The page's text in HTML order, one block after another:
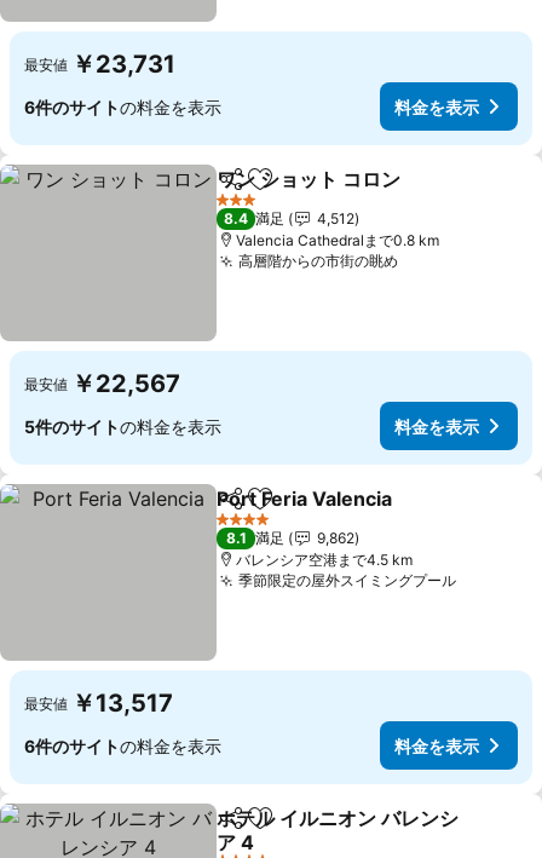
最安値 ￥23,731
6件のサイトの料金を表示 料金を表示
シェアお気に入りに追加
ワン ショット コロン
3 ホテルのランク
8.4 満足
4,512
Valencia Cathedralまで0.8 km
高層階からの市街の眺め
最安値 ￥22,567
5件のサイトの料金を表示 料金を表示
シェアお気に入りに追加
Port Feria Valencia
4 ホテルのランク
8.1 満足
9,862
バレンシア空港まで4.5 km
季節限定の屋外スイミングプール
最安値 ￥13,517
6件のサイトの料金を表示 料金を表示
シェアお気に入りに追加
ホテル イルニオン バレンシ
ア 4